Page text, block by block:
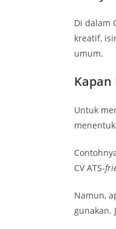
Di dalam
kreatif,
umum.
Kapan
Untuk
CV ATS-
Namun,
gunakan.